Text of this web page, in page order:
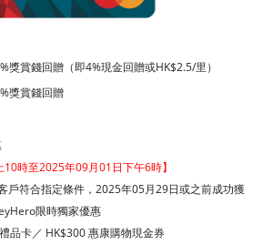
獎賞錢回贈（即4%現金回贈或HK$2.5/里）
獎賞錢回贈
10時至2025年09月01日下午6時】
戶符合指定條件，2025年05月29日或之前成功獲
限時獨家優惠
品卡／ HK$300 惠康購物現金券